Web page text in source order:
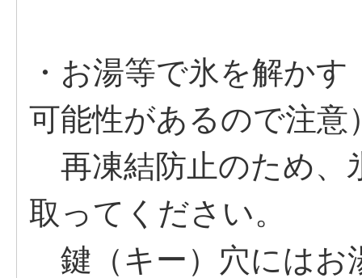
・お湯等で氷を解か
可能性があるので注意
再凍結防止のため、
取ってください。
鍵（キー）穴にはお